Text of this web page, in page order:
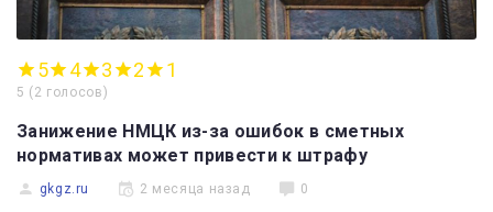
5 4 3 2 1
5 ( 2 голосов )
Занижение НМЦК из-за ошибок в сметных
нормативах может привести к штрафу
gkgz.ru 2 месяца назад 0